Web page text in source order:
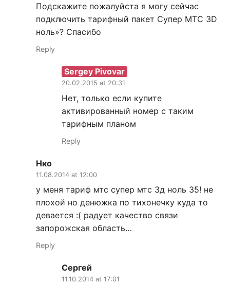
Подскажите пожалуйста я могу сейчас
подключить тарифный пакет Супер МТС 3D
ноль»? Спасибо
Reply
Sergey Pivovar
20.02.2015 at 20:31
Нет, только если купите
активированный номер с таким
тарифным планом
Reply
Нко
11.08.2014 at 12:00
у меня тариф мтс супер мтс 3д ноль 35! не
плохой но денюжка по тихонечку куда то
девается :( радует качество связи
запорожская область…
Reply
Сергей
11.10.2014 at 17:01